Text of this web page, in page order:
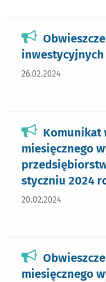
inwestycyjnych
26.02.2024
Komunikat
miesięcznego
styczniu 2024
20.02.2024
miesięcznego